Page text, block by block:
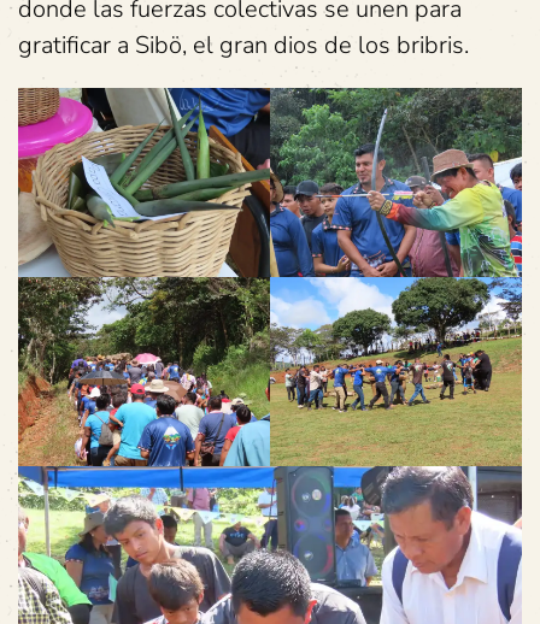
donde las fuerzas colectivas se unen para
gratificar a Sibö, el gran dios de los bribris.